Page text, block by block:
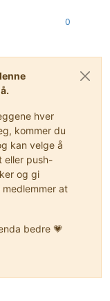
0
hver
kommer du
kan velge å
eller push-
og gi
at
bedre 💗